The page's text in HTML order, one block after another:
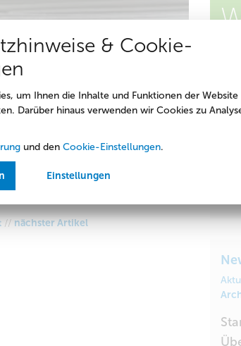
Jahr sind vier neue Vorteilspartner
der Confiserie Felicitas, Bowling
Cottbus. Alle Angebote finden Sie
der Karl-Liebknecht- Straße 130.
// nächster Artikel
& Cookie-
um Ihnen die Inhalte und Funktionen der Website
Darüber hinaus verwenden wir Cookies zu
und den Cookie-Einstellungen.
Einstellungen